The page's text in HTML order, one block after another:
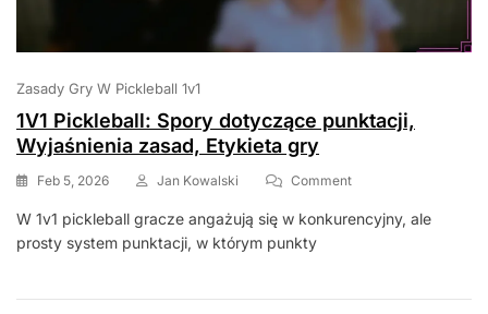
Zasady Gry W Pickleball 1v1
1V1 Pickleball: Spory dotyczące punktacji,
Wyjaśnienia zasad, Etykieta gry
Feb 5, 2026 Jan Kowalski CommentOn
Pickleball:
Wyjaśnienia
W 1v1 pickleball gracze angażują się w konkurencyjny, ale
prosty system punktacji, w którym punkty